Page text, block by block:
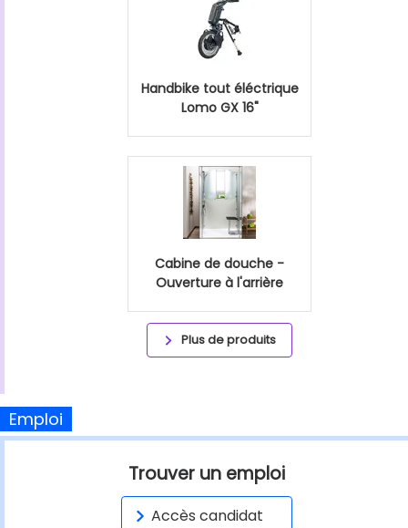
Handbike tout éléctrique
Lomo GX 16"
Cabine de douche -
Ouverture à l'arrière
Plus de produits
Emploi
Trouver un emploi
Accès candidat